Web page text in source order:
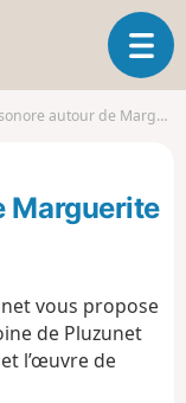
O
u
l
v
i
autour de Marguerite Philippe
Marguerite
vous propose
de Pluzunet
l’œuvre de